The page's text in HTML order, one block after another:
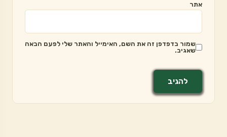
אתר
שמור בדפדפן זה את השם, האימייל והאתר שלי לפעם הבאה
שאגיב.